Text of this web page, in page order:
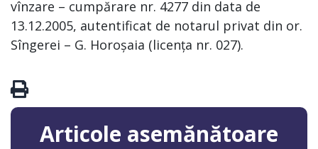
vînzare – cumpărare nr. 4277 din data de
13.12.2005, autentificat de notarul privat din or.
Sîngerei – G. Horoșaia (licența nr. 027).
Articole asemănătoare